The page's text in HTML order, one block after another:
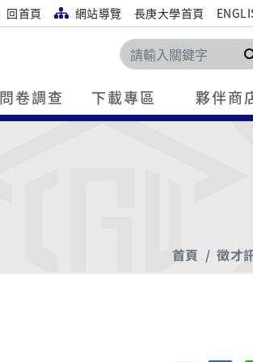
回首頁 網站導覽 長庚大學首頁
卷調查 下載專區 夥伴商
首頁 徵才